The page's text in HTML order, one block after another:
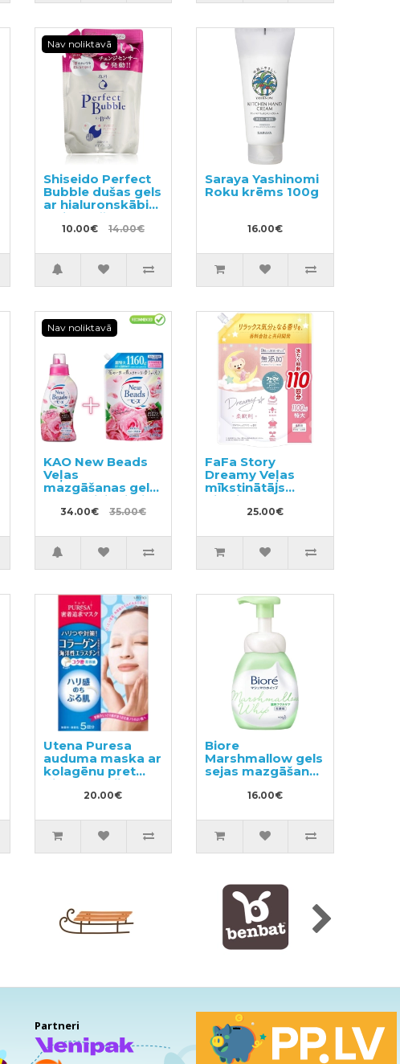
Nav noliktavā
Shiseido Perfect
Bubble dušas gels
ar hialuronskābi
un ilgstošu
dezodorējošu
350ml
10.00€ 14.00€
Saraya Yashinomi
Roku krēms 100g
16.00€
Nav noliktavā
KAO New Beads
Veļas
mazgāšanas gels
ar kondicionieri
740g + pildviela
34.00€ 35.00€
FaFa Story
Dreamy Veļas
mīkstinātājs
pildviela 1100g
25.00€
Utena Puresa
auduma maska ar
kolagēnu pret
pigmentāciju
20.00€
Biore
Marshmallow gels
sejas mazgāšanai
16.00€
Partneri